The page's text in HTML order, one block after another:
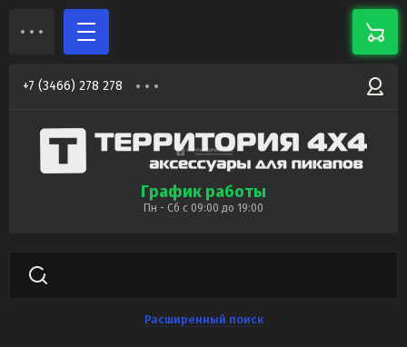
+7 (3466) 278 278
График работы
Пн - Сб с 09:00 до 19:00
Расширенный поиск